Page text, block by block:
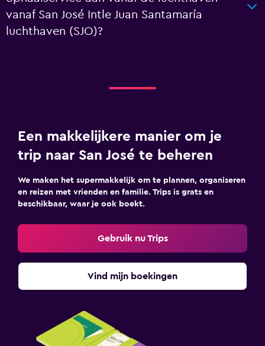
vanaf San José Intle Juan Santamaría
luchthaven (SJO)?
Een makkelijkere manier om je
trip naar San José te beheren
We maken het supermakkelijk om te plannen, organiseren
en reizen met vrienden en familie. Trips is grats en
beschikbaar, waar je ook boekt.
Gebruik nu Trips
Vind mijn boekingen